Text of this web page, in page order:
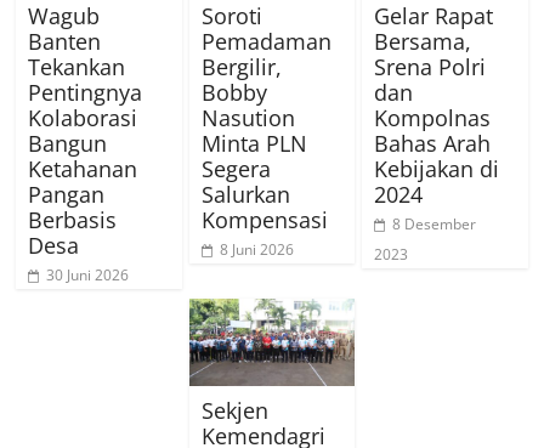
Wagub
Banten
Tekankan
Pentingnya
Kolaborasi
Bangun
Ketahanan
Pangan
Berbasis
Desa
30 Juni 2026
Soroti
Pemadaman
Bergilir,
Bobby
Nasution
Minta PLN
Segera
Salurkan
Kompensasi
8 Juni 2026
Gelar Rapat
Bersama,
Srena Polri
dan
Kompolnas
Bahas Arah
Kebijakan di
2024
8 Desember
2023
Sekjen
Kemendagri